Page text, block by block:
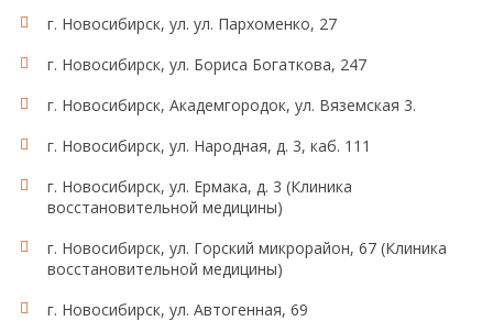
не учитывается!). В даль­нейшем в течение суток
объемом не менее 2 литров. Если в ночное время у
пациента нет позывов к мочеиспусканию,
специально пробуждаться для мочеиспускания не
нужно. Последнюю порцию мочи в общую емкость
когда накануне был начат сбор (в 6-8 часов утра,
первая утренняя порция). После получения
последней порции, пациенту необходимо тщательно
измерить количество полученной мочи, аккуратно
перемешать и отлить для исследования в
медицинский контейнер 50-100 мл. Обязательно
г. Новосибирск, ул. ул. Пархоменко, 27
г. Новосибирск, ул. Бориса Богаткова, 247
г. Новосибирск, Академгородок, ул. Вяземская 3.
г. Новосибирск, ул. Народная, д. 3, каб. 111
г. Новосибирск, ул. Ермака, д. 3 (Клиника
восстановительной медицины)
г. Новосибирск, ул. Горский микрорайон, 67 (Клиника
восстановительной медицины)
г. Новосибирск, ул. Автогенная, 69